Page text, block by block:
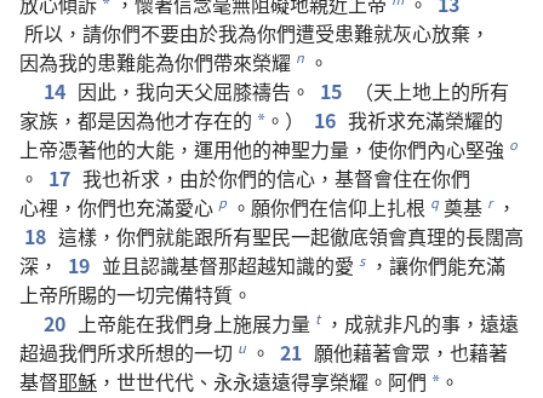
*
所以 ， 請你們不要由於我為你們遭受患難就灰心放棄 ，
因為我的患難能為你們帶來榮耀 n 。
14 因此 ， 我向天父屈膝禱告 。 15 （天上地上的所有
家族 ， 都是因為他才存在的 * 。） 16 我祈求充滿榮耀的
上帝憑著他的大能 ， 運用他的神聖力量 ， 使你們內心堅強 o
。 17 我也祈求 ， 由於你們的信心 ， 基督會住在你們
心裡 ， 你們也充滿愛心 p 。 願你們在信仰上扎根 q 奠基 r
，
18 這樣 ， 你們就能跟所有聖民一起徹底領會真理的長闊高
深 ， 19 並且認識基督那超越知識的愛 s ， 讓你們能充滿
上帝所賜的一切完備特質 。
20 上帝能在我們身上施展力量 t ， 成就非凡的事 ， 遠遠
超過我們所求所想的一切 u 。 21 願他藉著會眾 ， 也藉著
基督耶穌 ， 世世代代 、 永永遠遠得享榮耀 。 阿們 * 。